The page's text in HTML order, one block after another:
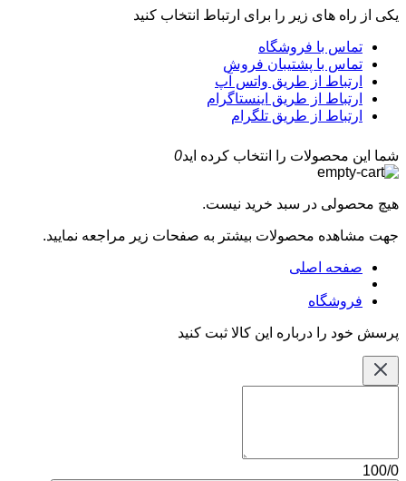
یکی از راه های زیر را برای ارتباط انتخاب کنید
تماس با فروشگاه
تماس با پشتیبان فروش
ارتباط از طریق واتس آپ
ارتباط از طریق اینستاگرام
ارتباط از طریق تلگرام
شما این محصولات را انتخاب کرده اید0
هیچ محصولی در سبد خرید نیست.
جهت مشاهده محصولات بیشتر به صفحات زیر مراجعه نمایید.
صفحه اصلی
فروشگاه
پرسش خود را درباره این کالا ثبت کنید
100/0